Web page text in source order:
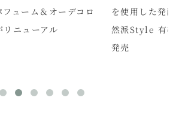
フューム＆オーデコロ
リニューアル
を使用した発
然派Style 有
発売